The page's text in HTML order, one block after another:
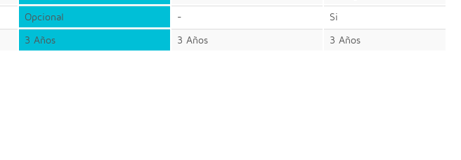
Opcional -
Si
3 Años 3 Años 3 Años